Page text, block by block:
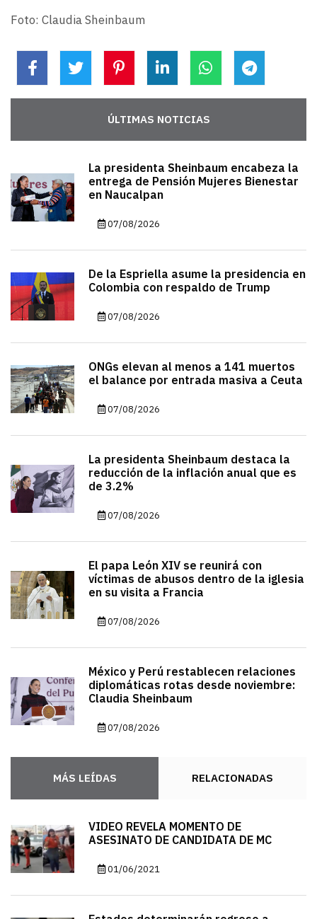
Foto: Claudia Sheinbaum
ÚLTIMAS NOTICIAS
La presidenta Sheinbaum encabeza la
entrega de Pensión Mujeres Bienestar
en Naucalpan
07/08/2026
De la Espriella asume la presidencia en
Colombia con respaldo de Trump
07/08/2026
ONGs elevan al menos a 141 muertos
el balance por entrada masiva a Ceuta
07/08/2026
La presidenta Sheinbaum destaca la
reducción de la inflación anual que es
de 3.2%
07/08/2026
El papa León XIV se reunirá con
víctimas de abusos dentro de la iglesia
en su visita a Francia
07/08/2026
México y Perú restablecen relaciones
diplomáticas rotas desde noviembre:
Claudia Sheinbaum
07/08/2026
MÁS LEÍDAS RELACIONADAS
VIDEO REVELA MOMENTO DE
ASESINATO DE CANDIDATA DE MC
01/06/2021